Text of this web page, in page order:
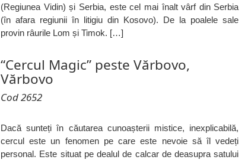
(Regiunea Vidin) și Serbia, este cel mai înalt vârf din Serbia
(în afara regiunii în litigiu din Kosovo). De la poalele sale
provin râurile Lom și Timok. […]
“Cercul Magic” peste Vărbovo,
Vărbovo
Cod 2652
Dacă sunteți în căutarea cunoașterii mistice, inexplicabilă,
cercul este un fenomen pe care este nevoie să îl vedeți
personal. Este situat pe dealul de calcar de deasupra satului